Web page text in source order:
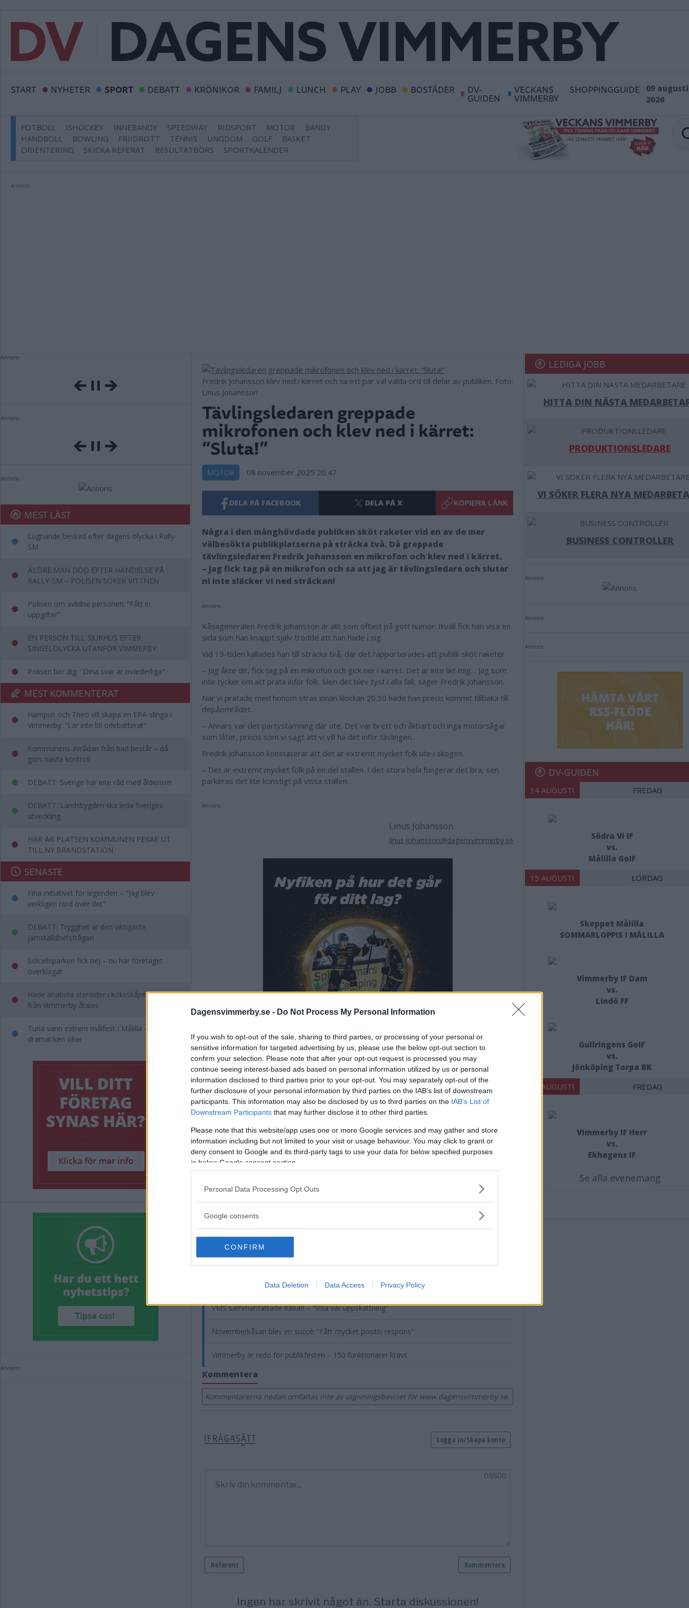
Dagensvimmerby.se - Do Not Process My Personal Information
If you wish to opt-out of the sale, sharing to third parties, or processing of your personal or
sensitive information for targeted advertising by us, please use the below opt-out section to
confirm your selection. Please note that after your opt-out request is processed you may
continue seeing interest-based ads based on personal information utilized by us or personal
information disclosed to third parties prior to your opt-out. You may separately opt-out of the
further disclosure of your personal information by third parties on the IAB’s list of downstream
participants. This information may also be disclosed by us to third parties on the IAB’s List of
Downstream Participants that may further disclose it to other third parties.
Please note that this website/app uses one or more Google services and may gather and store
information including but not limited to your visit or usage behaviour. You may click to grant or
deny consent to Google and its third-party tags to use your data for below specified purposes
in below Google consent section.
Personal Data Processing Opt Outs
Google consents
CONFIRM
Data Deletion Data Access Privacy Policy
START NYHETER SPORT DEBATT KRÖNIKOR FAMILJ LUNCH PLAY JOBB BOSTÄDER DV-
GUIDEN
VECKANS
VIMMERBY
SHOPPINGGUIDE
09 augusti
2026
FOTBOLL ISHOCKEY INNEBANDY SPEEDWAY RIDSPORT MOTOR
BANDY
HANDBOLL
BOWLING FRIIDROTT TENNIS UNGDOM GOLF
BASKET
ORIENTERING
SKICKA REFERAT RESULTATBÖRS SPORTKALENDER
Annons:
Annons:
Annons:
Annons:
MEST LÄST
Lugnande besked efter dagens olycka i Rally-
SM
ÄLDRE MAN DÖD EFTER HÄNDELSE PÅ
RALLY-SM – POLISEN SÖKER VITTNEN
Polisen om avlidne personen: ”Fått in
uppgifter”
EN PERSON TILL SJUKHUS EFTER
SINGELOLYCKA UTANFÖR VIMMERBY
Polisen ber dig: "Dina svar är ovärderliga"
MEST KOMMENTERAT
Hampus och Theo vill skapa en EPA-slinga i
Vimmerby: "Lär inte bli odebatterat"
Kommunens avrådan från bad består – då
görs nästa kontroll
DEBATT: Sverige har inte råd med ålderism
DEBATT: Landsbygden ska leda Sveriges
utveckling
HÄR ÄR PLATSEN KOMMUNEN PEKAR UT
TILL NY BRANDSTATION
SENASTE
Fina initiativet för legenden – "Jag blev
verkligen rörd över det"
DEBATT: Trygghet är den viktigaste
jämställdhetsfrågan
Solcellsparken fick nej – nu har företaget
överklagat
Hade anabola steroider i köksskåpet – man
från Vimmerby åtalas
Tuna vann extrem målfest i Målilla –
dramatiken ökar
Annons:
Fredrik Johansson klev ned i kärret och sa ett par väl valda ord till delar av publiken. Foto:
Linus Johansson
Tävlingsledaren greppade
mikrofonen och klev ned i kärret:
”Sluta!”
MOTOR 08 november 2025 20.47
DELA PÅ FACEBOOK DELA PÅ X KOPIERA LÄNK
Några i den månghövdade publiken sköt raketer vid en av de mer
välbesökta publikplatserna på sträcka två. Då greppade
tävlingsledaren Fredrik Johansson en mikrofon och klev ned i kärret.
– Jag fick tag på en mikrofon och sa att jag är tävlingsledare och slutar
ni inte släcker vi ned sträckan!
Annons:
Kåsageneralen Fredrik Johansson är allt som oftast på gott humör. Ikväll fick han visa en
sida som han knappt själv trodde att han hade i sig.
Vid 19-tiden kallades han till sträcka två, där det rapporterades att publik sköt raketer.
– Jag åkte dit, fick tag på en mikrofon och gick ner i kärret. Det är inte likt mig… Jag som
inte tycker om att prata inför folk. Men det blev tyst i alla fall, säger Fredrik Johansson.
När vi pratade med honom strax innan klockan 20.30 hade han precis kommit tillbaka till
depåområdet.
– Annars var det partystämning där ute. Det var brett och åkbart och inga motorsågar
som låter, precis som vi sagt att vi vill ha det inför tävlingen.
Fredrik Johansson konstaterar att det är extremt mycket folk ute i skogen.
– Det är extremt mycket folk på en del ställen. I det stora hela fungerar det bra, sen
parkeras det lite konstigt på vissa ställen.
Annons:
Linus Johansson
linus.johansson@dagensvimmerby.se
Annons:
Taggar i artikel Novemberkåsan Fredrik Johansson
DELA PÅ FACEBOOK DELA PÅ X
Relaterade inlägg
Över 30 000 i skogarna när kåsan blev en supersuccé: "Utan dem ingen tävling"
Supertuff och blöt Kåsa närmar sig – här är hela startlistan
VMS sammanfattade Kåsan – ”Visa vår uppskattning”
Novemberkåsan blev en succé: ”Fått mycket positiv respons”
Vimmerby är redo för publikfesten – 150 funktionärer krävs
Kommentera
Kommentarerna nedan omfattas inte av utgivningsbeviset för www.dagensvimmerby.se.
LEDIGA JOBB
HITTA DIN NÄSTA
PRODUKTIONSLEDARE
VI SÖKER FLERA NYA
BUSINESS CONTROLLER
Annons:
Annons:
Annons:
DV-GUIDEN
14 AUGUSTI FREDAG
Södra Vi IF
vs.
Målilla GoIF
15 AUGUSTI LÖRDAG
Skeppet Målilla
SOMMARLOPPIS I MÅLILLA
Vimmerby IF Dam
vs.
Lindö FF
Gullringens GoIF
vs.
Jönköping Torpa BK
21 AUGUSTI FREDAG
Vimmerby IF Herr
vs.
Ekhagens IF
Se alla evenemang
Annons: